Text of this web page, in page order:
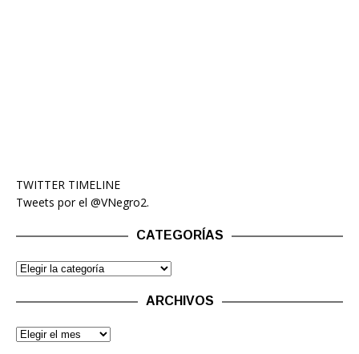
TWITTER TIMELINE
Tweets por el @VNegro2.
CATEGORÍAS
ARCHIVOS